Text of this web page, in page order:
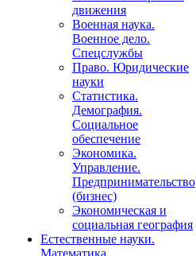
движения
Военная наука.
Военное дело.
Спецслужбы
Право. Юридические
науки
Статистика.
Демография.
Социальное
обеспечение
Экономика.
Управление.
Предпринимательство
(бизнес)
Экономическая и
социальная география
Естественные науки.
Математика